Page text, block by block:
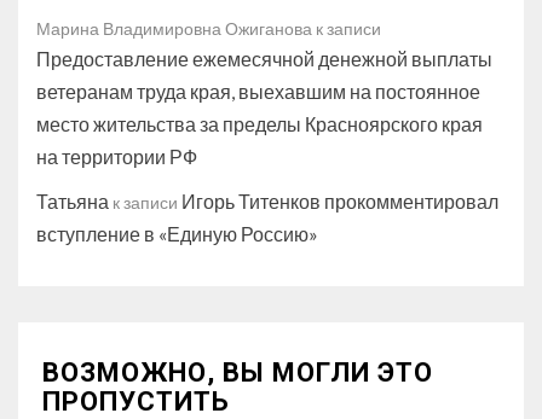
Марина Владимировна Ожиганова к записи
Предоставление ежемесячной денежной выплаты
ветеранам труда края, выехавшим на постоянное
место жительства за пределы Красноярского края
на территории РФ
Татьяна к записи Игорь Титенков прокомментировал
вступление в «Единую Россию»
ВОЗМОЖНО, ВЫ МОГЛИ ЭТО
ПРОПУСТИТЬ